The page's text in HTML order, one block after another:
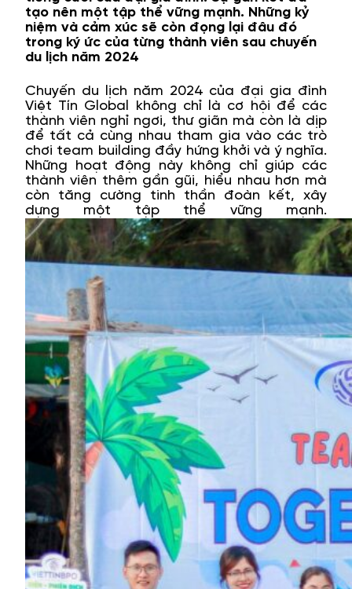
tạo nên một tập thể vững mạnh. Những kỷ
niệm và cảm xúc sẽ còn đọng lại đâu đó
trong ký ức của từng thành viên sau chuyến
du lịch năm 2024
Chuyến du lịch năm 2024 của đại gia đình
Việt Tín Global không chỉ là cơ hội để các
thành viên nghỉ ngơi, thư giãn mà còn là dịp
để tất cả cùng nhau tham gia vào các trò
chơi team building đầy hứng khởi và ý nghĩa.
Những hoạt động này không chỉ giúp các
thành viên thêm gần gũi, hiểu nhau hơn mà
còn tăng cường tinh thần đoàn kết, xây
dựng một tập thể vững mạnh.